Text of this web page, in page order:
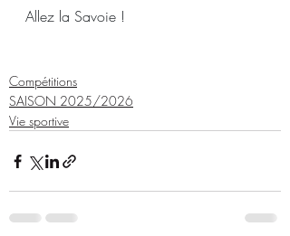
Allez la Savoie !
Compétitions
SAISON 2025/2026
Vie sportive